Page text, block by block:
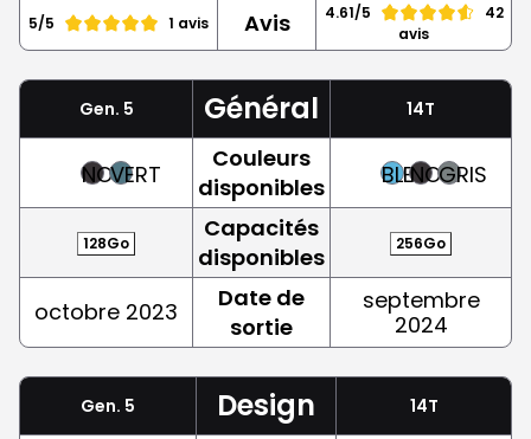
5/5 1 avis Avis 4.61/5
42
avis
Gen. 5 Général 14T
NOIRVERT
Couleurs
disponibles
BLEUNOIRGRIS
128Go
Capacités
disponibles
256Go
octobre 2023
Date de
sortie
septembre
2024
Gen. 5 Design 14T